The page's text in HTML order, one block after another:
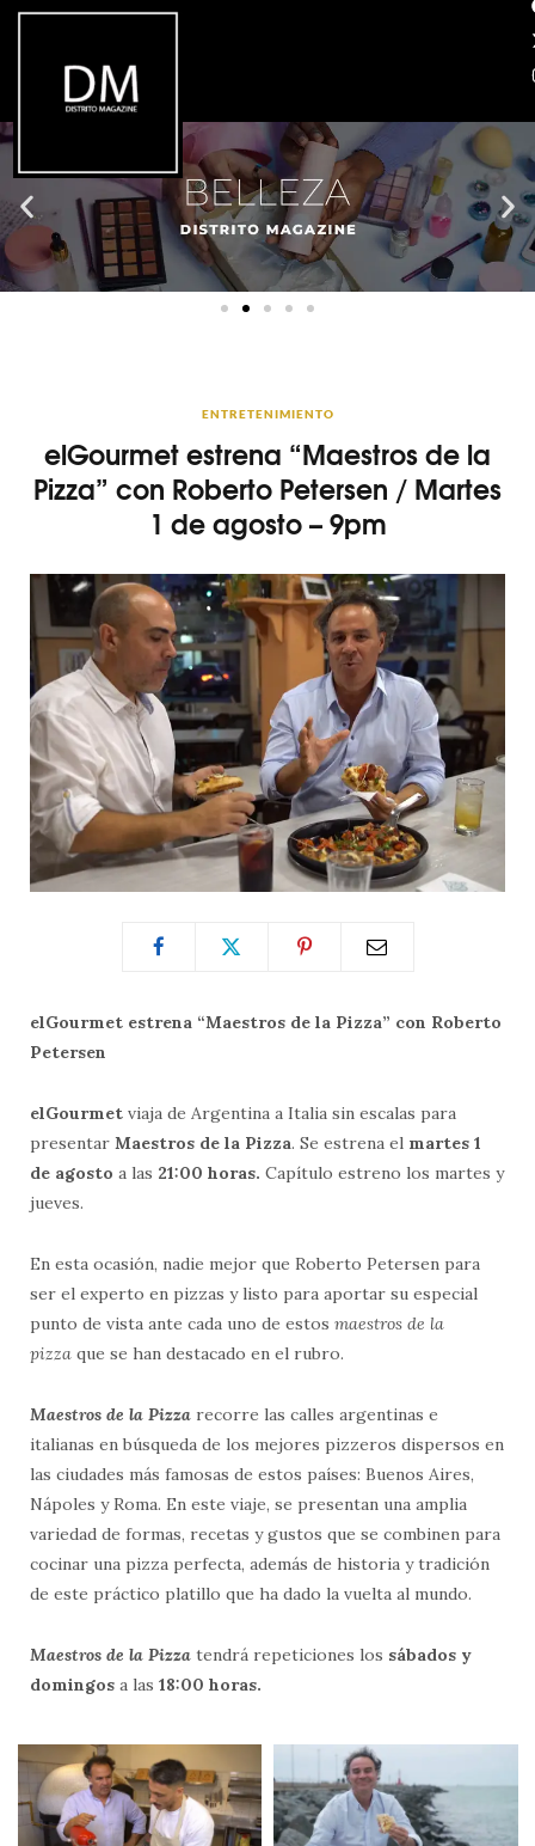
ENTRETENIMIENTO
elGourmet estrena “Maestros de la
Pizza” con Roberto Petersen / Martes
1 de agosto – 9pm
elGourmet estrena “Maestros de la Pizza” con Roberto
Petersen
elGourmet viaja de Argentina a Italia sin escalas para
presentar Maestros de la Pizza. Se estrena el martes 1
de agosto a las 21:00 horas. Capítulo estreno los martes y
jueves.
En esta ocasión, nadie mejor que Roberto Petersen para
ser el experto en pizzas y listo para aportar su especial
punto de vista ante cada uno de estos maestros de la
pizza que se han destacado en el rubro.
Maestros de la Pizza recorre las calles argentinas e
italianas en búsqueda de los mejores pizzeros dispersos en
las ciudades más famosas de estos países: Buenos Aires,
Nápoles y Roma. En este viaje, se presentan una amplia
variedad de formas, recetas y gustos que se combinen para
cocinar una pizza perfecta, además de historia y tradición
de este práctico platillo que ha dado la vuelta al mundo.
Maestros de la Pizza tendrá repeticiones los sábados y
domingos a las 18:00 horas.